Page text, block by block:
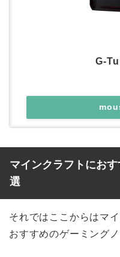
G-
マインクラフトにお
選
それではここからはマ
おすすめのゲーミング